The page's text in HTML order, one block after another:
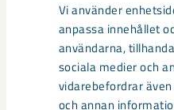
Vi använder
anpassa innehållet
användarna,
sociala medier och
vidarebefordrar
och annan